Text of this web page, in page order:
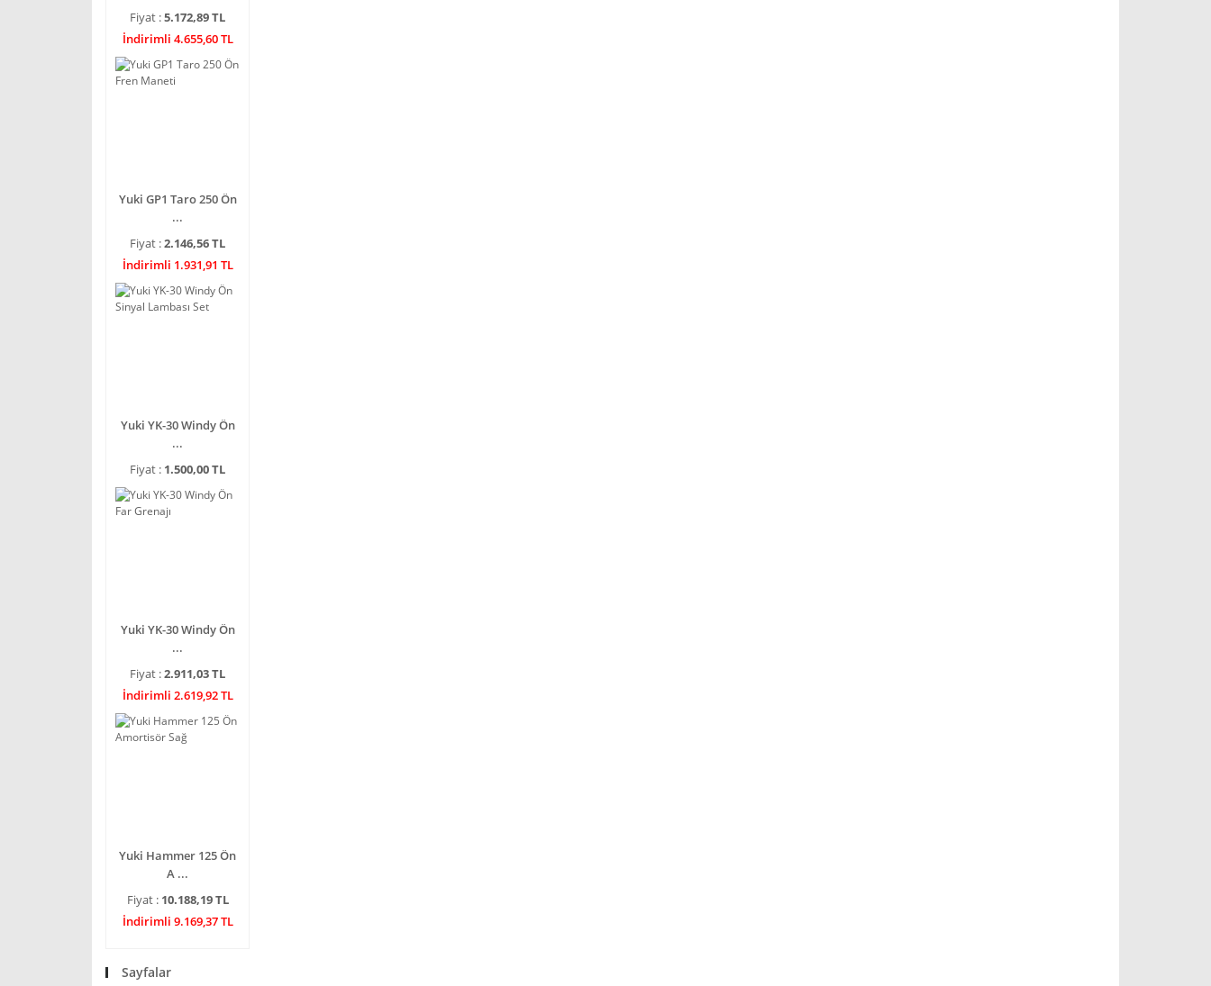
Fiyat :5.172,89 TL
İndirimli 4.655,60 TL
Yuki GP1 Taro 250 Ön
...
Fiyat :2.146,56 TL
İndirimli 1.931,91 TL
Yuki YK-30 Windy Ön
...
Fiyat : 1.500,00 TL
Yuki YK-30 Windy Ön
...
Fiyat :2.911,03 TL
İndirimli 2.619,92 TL
Yuki Hammer 125 Ön
A ...
Fiyat : 10.188,19 TL
İndirimli 9.169,37 TL
Sayfalar